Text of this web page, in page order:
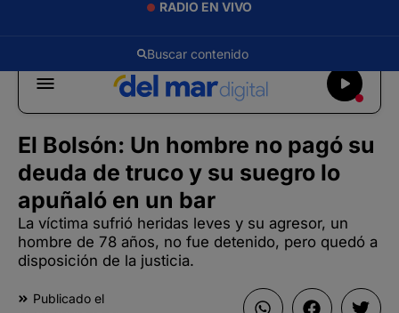
RADIO EN VIVO
El Bolsón: Un hombre no pagó su
deuda de truco y su suegro lo
apuñaló en un bar
La víctima sufrió heridas leves y su agresor, un
hombre de 78 años, no fue detenido, pero quedó a
disposición de la justicia.
Publicado el